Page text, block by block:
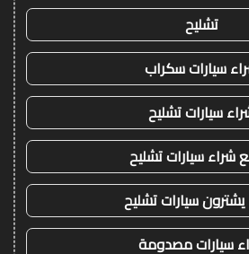
تشليح
سيارات سكراب
سيارات تشليح
شراء سيارات تشليح
يشترون سيارات تشليح
سيارات مصدومة